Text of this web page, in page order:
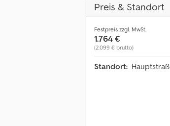
Preis & Standort
Festpreis zzgl. MwSt.
1.764 €
(2.099 € brutto)
Standort: